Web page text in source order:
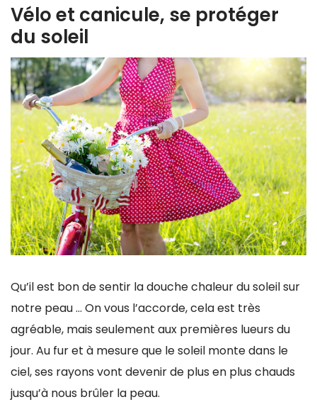
Vélo et canicule, se protéger
du soleil
Qu’il est bon de sentir la douche chaleur du soleil sur
notre peau … On vous l’accorde, cela est très
agréable, mais seulement aux premières lueurs du
jour. Au fur et à mesure que le soleil monte dans le
ciel, ses rayons vont devenir de plus en plus chauds
jusqu’à nous brûler la peau.